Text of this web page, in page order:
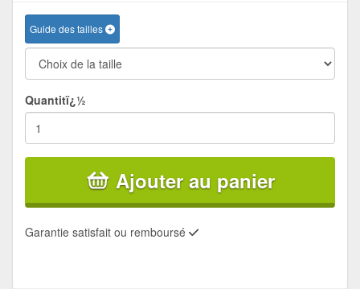
Guide des tailles
Quantitï¿½
Ajouter au panier
Garantie satisfait ou remboursé